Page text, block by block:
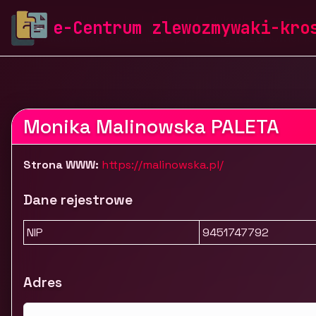
e-Centrum zlewozmywaki-
zlewozmywaki-krosch.pl Firmy Edukacja, sport i
Monika Malinowska PALETA - portrety na zamówienie
Monika Malinowska PALETA
Strona WWW: https://malinowska.pl/
Dane rejestrowe
NIP 9451747792
Adres